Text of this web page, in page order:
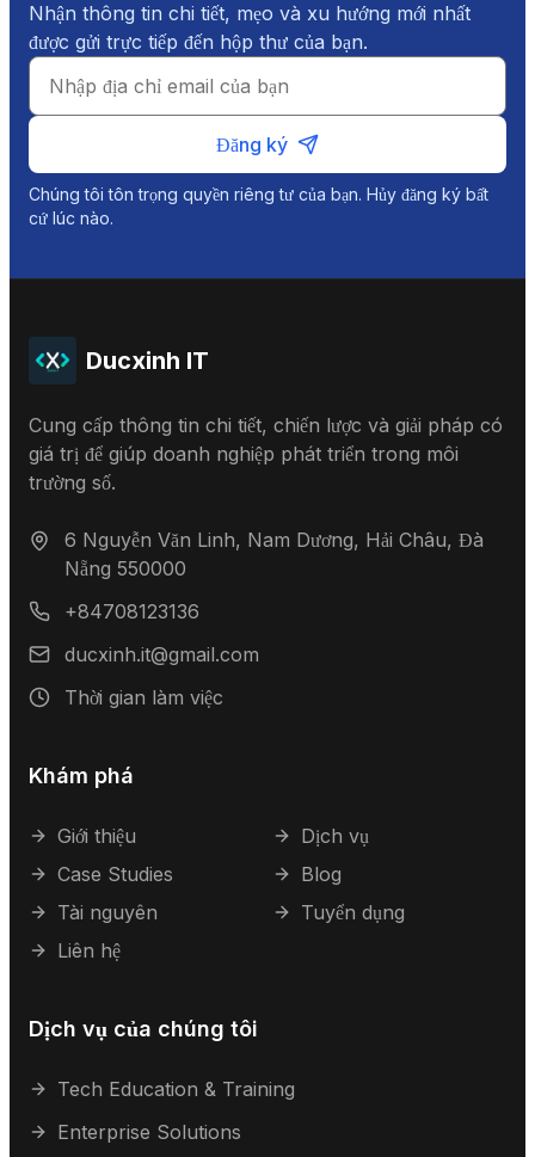
Nhận thông tin chi tiết, mẹo và xu hướng mới nhất
được gửi trực tiếp đến hộp thư của bạn.
Đăng ký
Chúng tôi tôn trọng quyền riêng tư của bạn. Hủy đăng ký bất
cứ lúc nào.
Ducxinh IT
Cung cấp thông tin chi tiết, chiến lược và giải pháp có
giá trị để giúp doanh nghiệp phát triển trong môi
trường số.
6 Nguyễn Văn Linh, Nam Dương, Hải Châu, Đà
Nẵng 550000
+84708123136
ducxinh.it@gmail.com
Thời gian làm việc
Khám phá
Giới thiệu
Dịch vụ
Case Studies
Blog
Tài nguyên
Tuyển dụng
Liên hệ
Dịch vụ của chúng tôi
Tech Education & Training
Enterprise Solutions